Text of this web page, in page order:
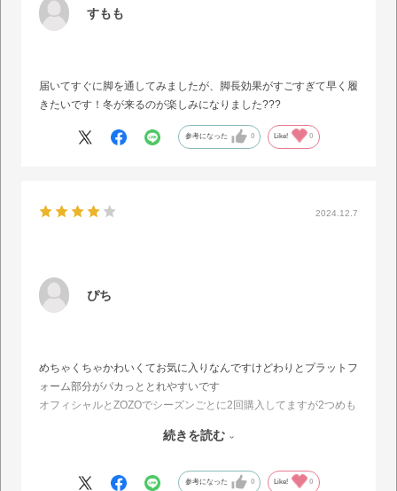
すもも
届いてすぐに脚を通してみましたが、脚長効果がすごすぎて早く履
きたいです！冬が来るのが楽しみになりました???
参考になった 0 Like! 0
2024.12.7
ぴち
めちゃくちゃかわいくてお気に入りなんですけどわりとプラットフ
ォーム部分がパカっととれやすいです
オフィシャルとZOZOでシーズンごとに2回購入してますが2つめも
でも本当にここのが1番履き心地もよくて可愛いとおもっているの
続きを読む
参考になった 0 Like! 0